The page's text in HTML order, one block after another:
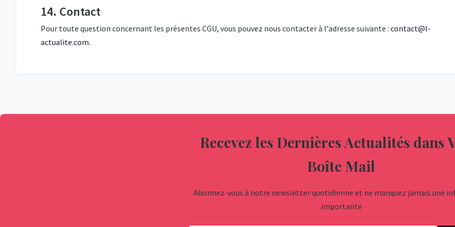
14. Contact
Pour toute question concernant les présentes CGU, vous pouvez nous contacter à l'adresse suivante : contact@l-
actualite.com.
Recevez les Dernières Actualités dans
Boîte Mail
Abonnez-vous à notre newsletter quotidienne et ne manquez jamais une
importante